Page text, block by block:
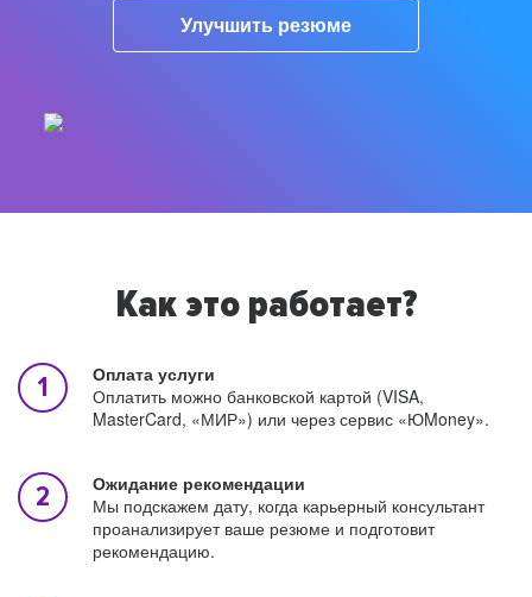
Улучшить резюме
Как это работает?
Оплата услуги
Оплатить можно банковской картой (VISA,
MasterCard, «МИР») или через сервис «ЮMoney».
Ожидание рекомендации
Мы подскажем дату, когда карьерный консультант
проанализирует ваше резюме и подготовит
рекомендацию.